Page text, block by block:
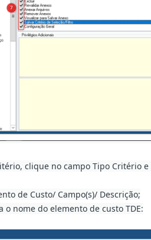
clique no campo Tipo Critério
de Custo/ Campo(s)/ Descrição;
o nome do elemento de custo TDE: